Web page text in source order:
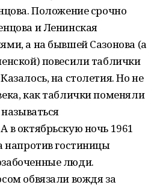
Положение срочно
и Ленинская
а на бывшей Сазонова (а
повесили таблички
на столетия. Но не
как таблички поменяли
в октябрьскую ночь 1961
напротив гостиницы
люди.
обвязали вождя за